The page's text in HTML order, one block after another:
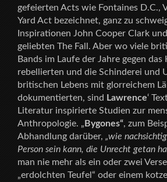
gefeierten Acts wie Fontaines D.C.,
Yard Act bezeichnet, ganz zu
Inspirationen John Cooper Clark
geliebten The Fall. Aber wo viele
Bands im Laufe der Jahre gegen
rebellierten und die Schinderei und
britischen Lebens mit glorreichem
dokumentierten, sindLawrence‘
Literatur inspirierte Studien zur
Anthropologie. „Bygones“, zum
Abhandlung darüber,„wie
Person sein kann, die Unrecht getan
man nie mehr als ein oder zwei
„erdolchten Teufel“ oder einem